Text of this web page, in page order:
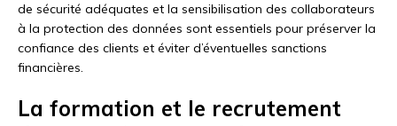
de sécurité adéquates et la sensibilisation des collaborateurs
à la protection des données sont essentiels pour préserver la
confiance des clients et éviter d’éventuelles sanctions
financières.
La formation et le recrutement